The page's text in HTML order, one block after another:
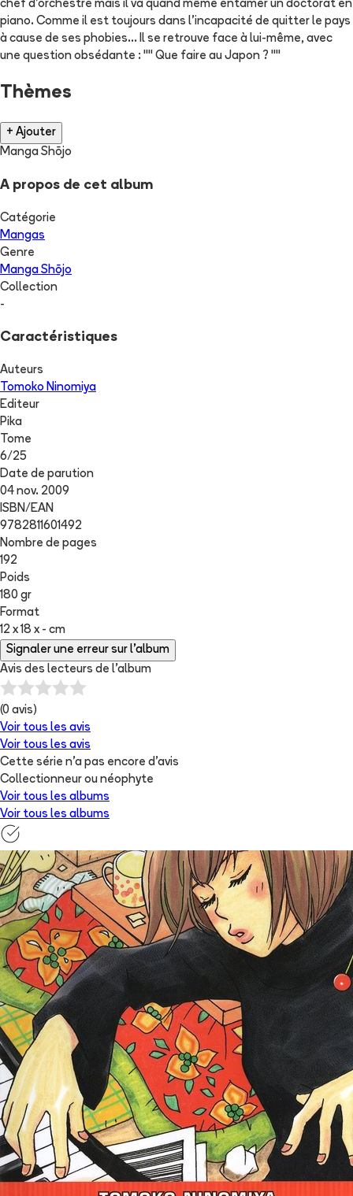
chef d'orchestre mais il va quand même entamer un doctorat en
piano. Comme il est toujours dans l'incapacité de quitter le pays
à cause de ses phobies... Il se retrouve face à lui-même, avec
une question obsédante : "" Que faire au Japon ? ""
Thèmes
+ Ajouter
Manga Shōjo
A propos de cet album
Catégorie
Mangas
Genre
Manga Shōjo
Collection
-
Caractéristiques
Auteurs
Tomoko Ninomiya
Editeur
Pika
Tome
6/25
Date de parution
04 nov. 2009
ISBN/EAN
9782811601492
Nombre de pages
192
Poids
180 gr
Format
12 x 18 x - cm
Signaler une erreur sur l'album
Avis des lecteurs de l'album
(0 avis)
Voir tous les avis
Voir tous les avis
Cette série n'a pas encore d'avis
Collectionneur ou néophyte
Voir tous les albums
Voir tous les albums